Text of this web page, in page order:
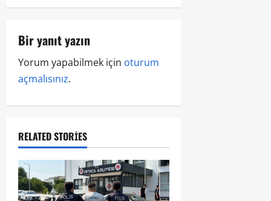
Bir yanıt yazın
Yorum yapabilmek için oturum
açmalısınız.
RELATED STORIES